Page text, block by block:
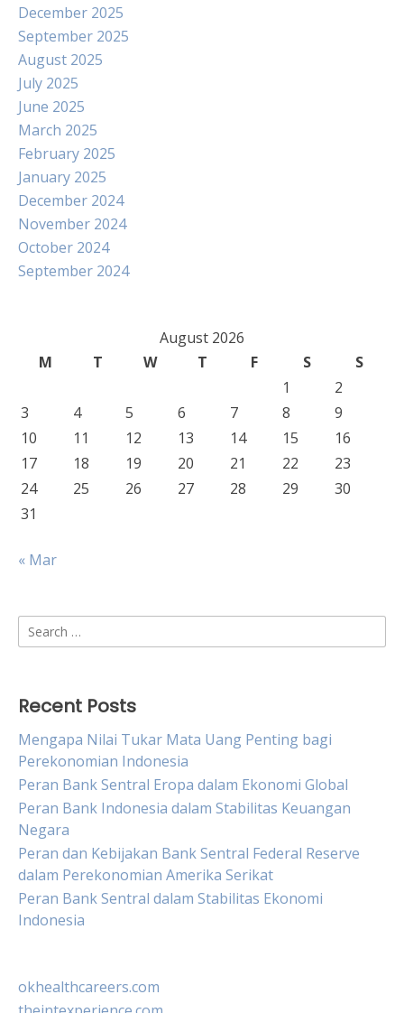
December 2025
September 2025
August 2025
July 2025
June 2025
March 2025
February 2025
January 2025
December 2024
November 2024
October 2024
September 2024
August 2026
M
T W T F S
S
1
2
3
4 5 6 7 8
9
10
11 12 13 14 15
16
17
18 19 20 21 22
23
24
25 26 27 28 29
30
31
« Mar
Search
for:
Recent Posts
Mengapa Nilai Tukar Mata Uang Penting bagi
Perekonomian Indonesia
Peran Bank Sentral Eropa dalam Ekonomi Global
Peran Bank Indonesia dalam Stabilitas Keuangan
Negara
Peran dan Kebijakan Bank Sentral Federal Reserve
dalam Perekonomian Amerika Serikat
Peran Bank Sentral dalam Stabilitas Ekonomi
Indonesia
okhealthcareers.com